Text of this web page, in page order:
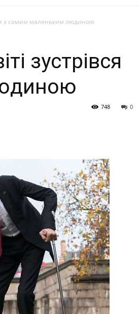
з самим маленьким людиною
зустрівся
0
748